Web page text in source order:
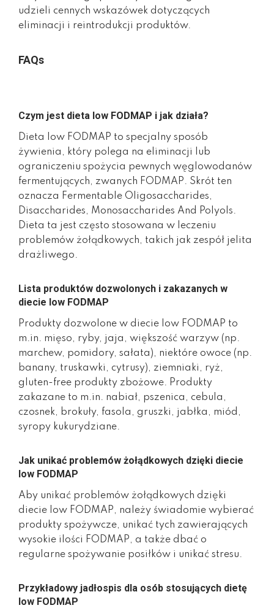
udzieli cennych wskazówek dotyczących
eliminacji i reintrodukcji produktów.
FAQs
Czym jest dieta low FODMAP i jak działa?
Dieta low FODMAP to specjalny sposób
żywienia, który polega na eliminacji lub
ograniczeniu spożycia pewnych węglowodanów
fermentujących, zwanych FODMAP. Skrót ten
oznacza Fermentable Oligosaccharides,
Disaccharides, Monosaccharides And Polyols.
Dieta ta jest często stosowana w leczeniu
problemów żołądkowych, takich jak zespół jelita
drażliwego.
Lista produktów dozwolonych i zakazanych w
diecie low FODMAP
Produkty dozwolone w diecie low FODMAP to
m.in. mięso, ryby, jaja, większość warzyw (np.
marchew, pomidory, sałata), niektóre owoce (np.
banany, truskawki, cytrusy), ziemniaki, ryż,
gluten-free produkty zbożowe. Produkty
zakazane to m.in. nabiał, pszenica, cebula,
czosnek, brokuły, fasola, gruszki, jabłka, miód,
syropy kukurydziane.
Jak unikać problemów żołądkowych dzięki diecie
low FODMAP
Aby unikać problemów żołądkowych dzięki
diecie low FODMAP, należy świadomie wybierać
produkty spożywcze, unikać tych zawierających
wysokie ilości FODMAP, a także dbać o
regularne spożywanie posiłków i unikać stresu.
Przykładowy jadłospis dla osób stosujących dietę
low FODMAP